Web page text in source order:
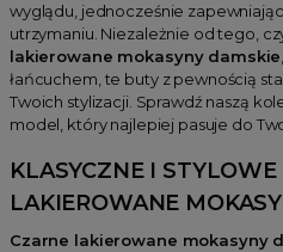
wyglądu, jednocześnie zapewniając
utrzymaniu. Niezależnie od tego,
lakierowane mokasyny damskie
łańcuchem, te buty z pewnością
Twoich stylizacji. Sprawdź naszą
model, który najlepiej pasuje do
KLASYCZNE I STYLOWE
LAKIEROWANE
Czarne lakierowane mokasyny